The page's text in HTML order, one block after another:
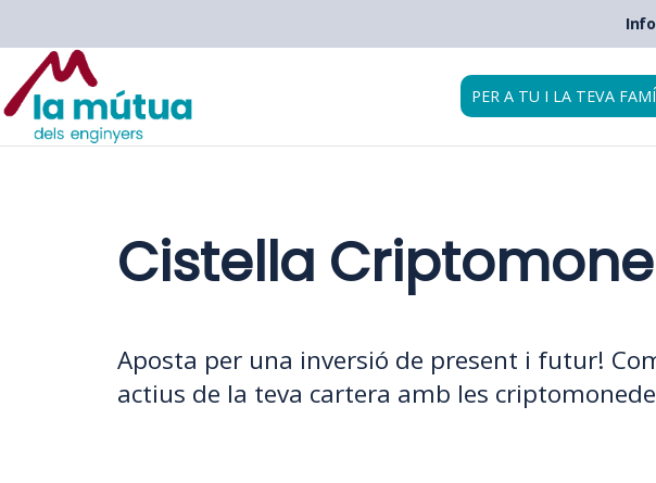
PER A TU I LA TEVA
Cistella
Aposta per una inversió de present i futur!
actius de la teva cartera amb les